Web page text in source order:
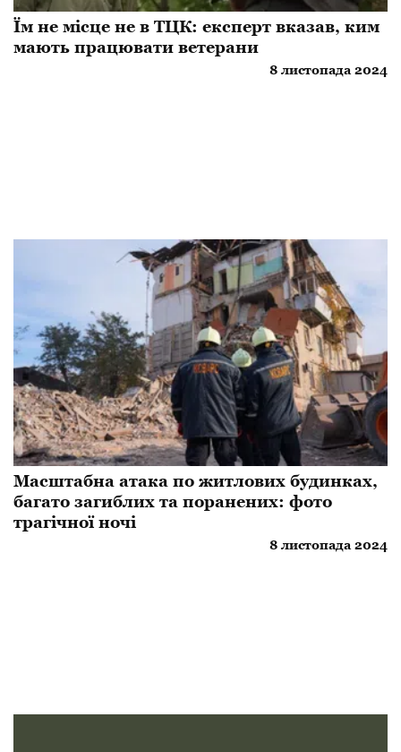
Їм не місце не в ТЦК: експерт вказав, ким
мають працювати ветерани
8 листопада 2024
Масштабна атака по житлових будинках,
багато загиблих та поранених: фото
трагічної ночі
8 листопада 2024